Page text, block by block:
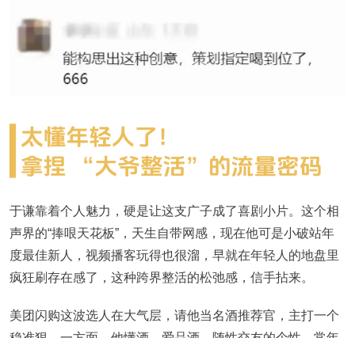
于谦靠着个人魅力，硬是让这支广子成了喜剧小片。这个相
声界的“捧哏天花板”，天生自带网感，现在他可是小破站年
度最佳新人，视频播客玩得也很溜，早就在年轻人的地盘里
疯狂刷存在感了，这种跨界整活的松弛感，信手拈来。
美团闪购这波选人在大气层，请他当名酒推荐官，主打一个